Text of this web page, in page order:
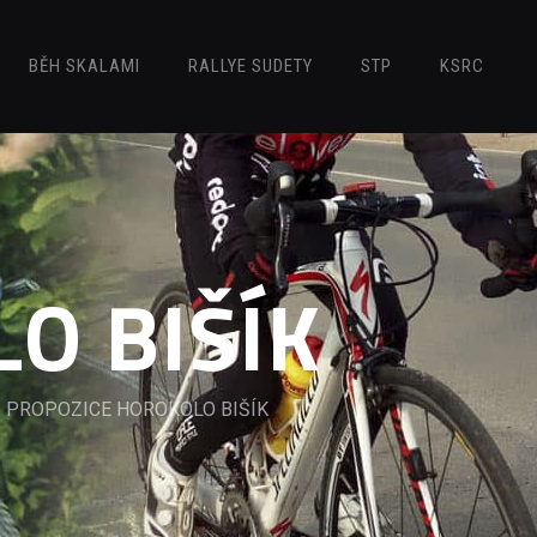
BĚH SKALAMI RALLYE SUDETY STP KSRC
BIŠÍK
PROPOZICE HOROKOLO BIŠÍK